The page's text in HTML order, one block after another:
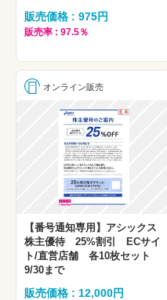
販売価格 : 975円
販売率 : 97.5％
オンライン販売
【番号通知専用】アシックス
株主優待 25%割引 ECサイ
ト/直営店舗 各10枚セット
9/30まで
販売価格 : 12,000円